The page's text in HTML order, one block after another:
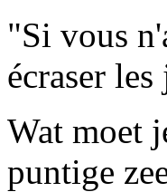
"Si vous
écraser
Wat moet
puntige